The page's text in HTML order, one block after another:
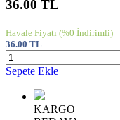
36.00 TL
Havale Fiyatı (%0 İndirimli)
36.00 TL
Sepete Ekle
KARGO